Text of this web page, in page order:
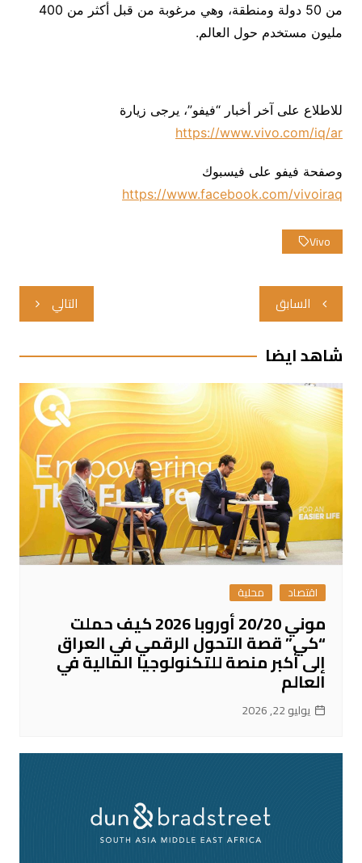
من 50 دولة ومنطقة، وهي مرغوبة من قبل أكثر من 400
مليون مستخدم حول العالم.
للاطلاع على آخر أخبار “فيفو”، يرجى زيارة
https://www.vivo.com/iq/ar
وصفحة فيفو على فيسبوك
https://www.facebook.com/vivoiraq
Vivo
تصفّح
المقالات
السابق التالي
شاهد ايضا
اقتصاد محلية
موني 20/20 أوروبا 2026 كيف حملت
“كي” قصة التحول الرقمي في العراق
إلى أكبر منصة للتكنولوجيا المالية في
العالم
يوليو 22, 2026